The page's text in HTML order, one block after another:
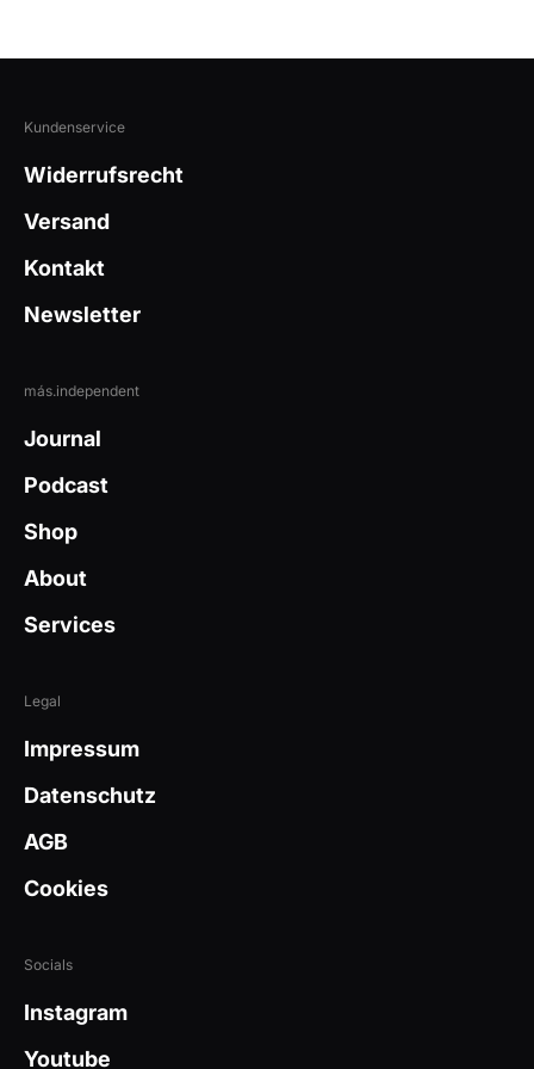
Kundenservice
Widerrufsrecht
Versand
Kontakt
Newsletter
más.independent
Journal
Podcast
Shop
About
Services
Legal
Impressum
Datenschutz
AGB
Cookies
Socials
Instagram
Youtube